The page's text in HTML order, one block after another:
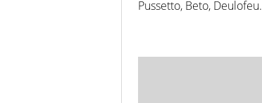
Pussetto, Beto, Deulofeu.